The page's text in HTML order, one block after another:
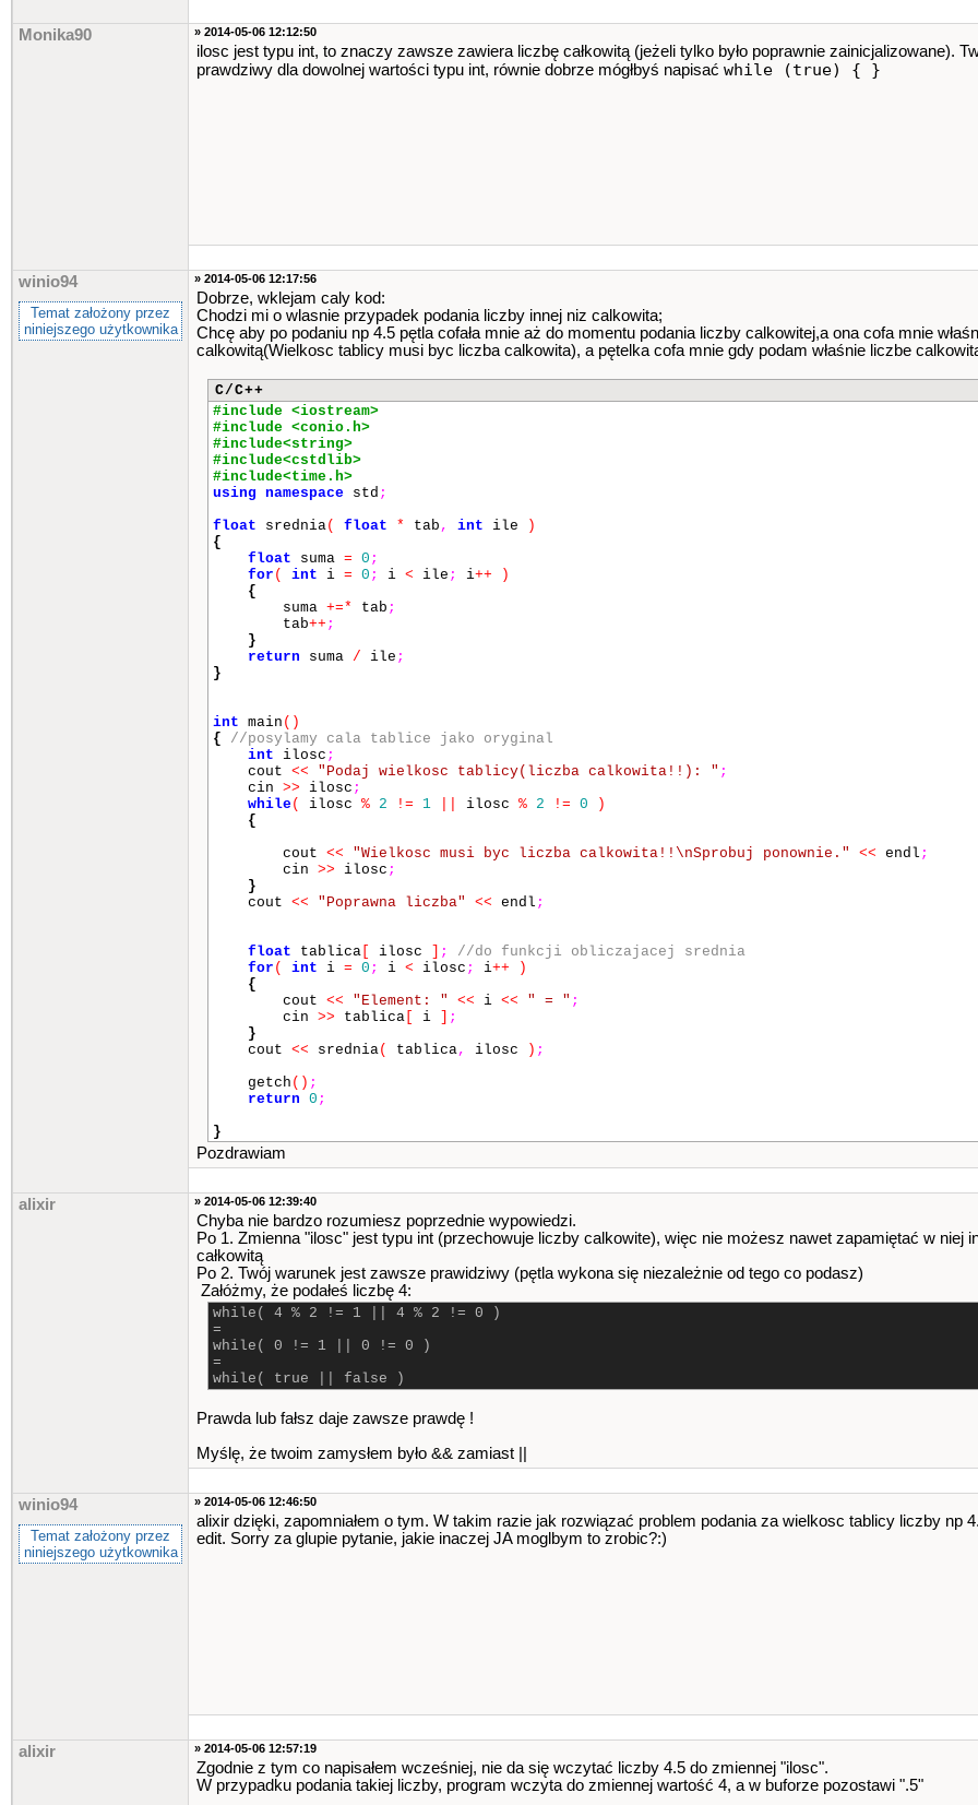
Monika90 » 2014-05-06 12:12:50
ilosc jest typu int, to znaczy zawsze zawiera liczbę całkowitą (jeżeli tylko było poprawnie zainicjalizowane).
prawdziwy dla dowolnej wartości typu int, równie dobrze mógłbyś napisać while (true) { }
winio94
Temat założony przez
niniejszego użytkownika
» 2014-05-06 12:17:56
Dobrze, wklejam caly kod:
Chodzi mi o wlasnie przypadek podania liczby innej niz calkowita;
Chcę aby po podaniu np 4.5 pętla cofała mnie aż do momentu podania liczby calkowitej,a ona cofa mnie
calkowitą(Wielkosc tablicy musi byc liczba calkowita), a pętelka cofa mnie gdy podam właśnie liczbe
C/C++
#include <iostream>
#include <conio.h>
#include<string>
#include<cstdlib>
#include<time.h>
using namespace std ;
float srednia( float * tab , int ile
)
{
float suma = 0 ;
for ( int i = 0 ; i < ile ; i++
)
{
suma +=* tab ;
tab++ ;
}
return suma / ile ;
}
int main ()
{
//posylamy cala tablice jako oryginal
int ilosc ;
cout << "Podaj wielkosc tablicy(liczba calkowita!!): " ;
cin >> ilosc ;
while( ilosc % 2 != 1 ilosc % 2 != 0
)
{
cout << "Wielkosc musi byc liczba calkowita!!\nSprobuj ponownie." << endl ;
cin >> ilosc ;
}
cout << "Poprawna liczba" << endl ;
float tablica ilosc ;
//do funkcji obliczajacej srednia
for ( int i = 0 ; i < ilosc ; i++
)
{
cout << "Element: " << i << " = " ;
cin >> tablica i
;
}
cout << srednia( tablica, ilosc ) ;
getch () ;
return 0 ;
}
Pozdrawiam
alixir » 2014-05-06 12:39:40
Chyba nie bardzo rozumiesz poprzednie wypowiedzi.
Po 1. Zmienna "ilosc" jest typu int (przechowuje liczby calkowite), więc nie możesz nawet zapamiętać w niej
całkowitą
Po 2. Twój warunek jest zawsze prawidziwy (pętla wykona się niezależnie od tego co podasz)
Załóżmy, że podałeś liczbę 4:
while( 4 % 2 != 1 || 4 % 2 != 0 )
=
while( 0 != 1 || 0 != 0 )
=
while( true || false )
Prawda lub fałsz daje zawsze prawdę !
Myślę, że twoim zamysłem było && zamiast ||
winio94
Temat założony przez
niniejszego użytkownika
» 2014-05-06 12:46:50
alixir dzięki, zapomniałem o tym. W takim razie jak rozwiązać problem podania za wielkosc tablicy liczby np
edit. Sorry za glupie pytanie, jakie inaczej JA moglbym to zrobic?:)
alixir » 2014-05-06 12:57:19
Zgodnie z tym co napisałem wcześniej, nie da się wczytać liczby 4.5 do zmiennej "ilosc".
W przypadku podania takiej liczby, program wczyta do zmiennej wartość 4, a w buforze pozostawi ".5"